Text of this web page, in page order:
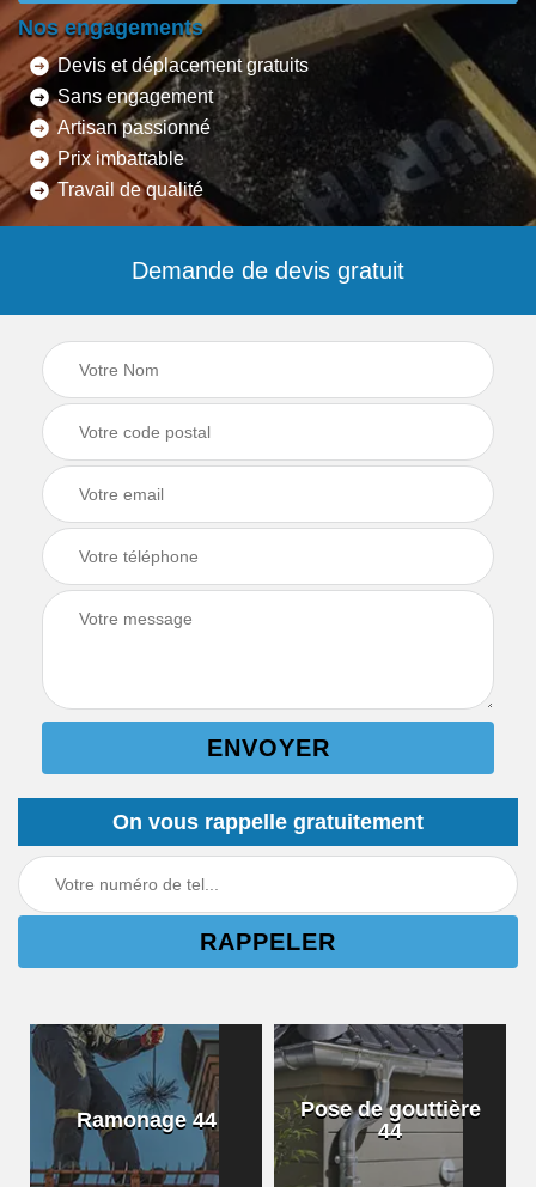
Nos engagements
Devis et déplacement gratuits
Sans engagement
Artisan passionné
Prix imbattable
Travail de qualité
Demande de devis gratuit
On vous rappelle gratuitement
Ramonage 44
Pose de gouttière
44